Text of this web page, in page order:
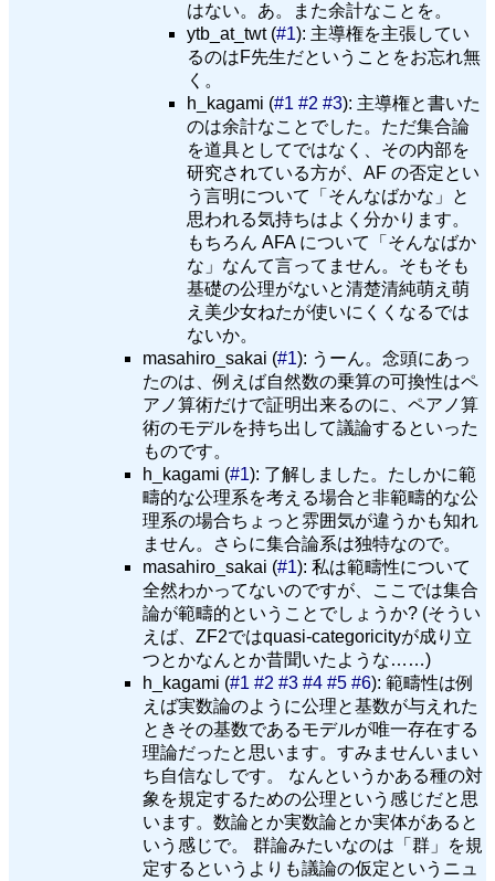
はない。あ。また余計なことを。
ytb_at_twt (#1): 主導権を主張してい
るのはF先生だということをお忘れ無
く。
h_kagami (#1 #2 #3): 主導権と書いた
のは余計なことでした。ただ集合論
を道具としてではなく、その内部を
研究されている方が、AF の否定とい
う言明について「そんなばかな」と
思われる気持ちはよく分かります。
もちろん AFA について「そんなばか
な」なんて言ってません。そもそも
基礎の公理がないと清楚清純萌え萌
え美少女ねたが使いにくくなるでは
ないか。
masahiro_sakai (#1): うーん。念頭にあっ
たのは、例えば自然数の乗算の可換性はペ
アノ算術だけで証明出来るのに、ペアノ算
術のモデルを持ち出して議論するといった
ものです。
h_kagami (#1): 了解しました。たしかに範
疇的な公理系を考える場合と非範疇的な公
理系の場合ちょっと雰囲気が違うかも知れ
ません。さらに集合論系は独特なので。
masahiro_sakai (#1): 私は範疇性について
全然わかってないのですが、ここでは集合
論が範疇的ということでしょうか? (そうい
えば、ZF2ではquasi-categoricityが成り立
つとかなんとか昔聞いたような……)
h_kagami (#1 #2 #3 #4 #5 #6): 範疇性は例
えば実数論のように公理と基数が与えれた
ときその基数であるモデルが唯一存在する
理論だったと思います。すみませんいまい
ち自信なしです。 なんというかある種の対
象を規定するための公理という感じだと思
います。数論とか実数論とか実体があると
いう感じで。 群論みたいなのは「群」を規
定するというよりも議論の仮定というニュ